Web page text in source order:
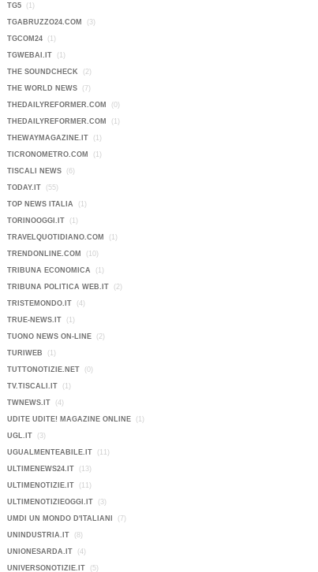
TG5 (1)
TGABRUZZO24.COM (3)
TGCOM24 (1)
TGWEBAI.IT (1)
THE SOUNDCHECK (2)
THE WORLD NEWS (7)
THEDAILYREFORMER.COM (0)
THEDAILYREFORMER.COM (1)
THEWAYMAGAZINE.IT (1)
TICRONOMETRO.COM (1)
TISCALI NEWS (6)
TODAY.IT (55)
TOP NEWS ITALIA (1)
TORINOOGGI.IT (1)
TRAVELQUOTIDIANO.COM (1)
TRENDONLINE.COM (10)
TRIBUNA ECONOMICA (1)
TRIBUNA POLITICA WEB.IT (2)
TRISTEMONDO.IT (4)
TRUE-NEWS.IT (1)
TUONO NEWS ON-LINE (2)
TURIWEB (1)
TUTTONOTIZIE.NET (0)
TV.TISCALI.IT (1)
TWNEWS.IT (4)
UDITE UDITE! MAGAZINE ONLINE (1)
UGL.IT (3)
UGUALMENTEABILE.IT (11)
ULTIMENEWS24.IT (13)
ULTIMENOTIZIE.IT (11)
ULTIMENOTIZIEOGGI.IT (3)
UMDI UN MONDO D'ITALIANI (7)
UNINDUSTRIA.IT (8)
UNIONESARDA.IT (4)
UNIVERSONOTIZIE.IT (5)